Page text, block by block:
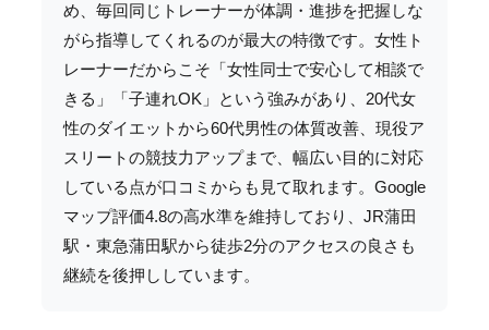
め、毎回同じトレーナーが体調・進捗を把握しな
がら指導してくれるのが最大の特徴です。女性ト
レーナーだからこそ「女性同士で安心して相談で
きる」「子連れOK」という強みがあり、20代女
性のダイエットから60代男性の体質改善、現役ア
スリートの競技力アップまで、幅広い目的に対応
している点が口コミからも見て取れます。Google
マップ評価4.8の高水準を維持しており、JR蒲田
駅・東急蒲田駅から徒歩2分のアクセスの良さも
継続を後押ししています。